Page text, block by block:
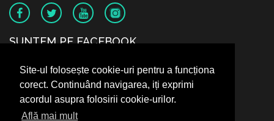
Site-ul folosește cookie-uri pentru a funcționa
corect. Continuând navigarea, iți exprimi
acordul asupra folosirii cookie-urilor.
Află mai mult
SUNTEM PE FACEBOOK